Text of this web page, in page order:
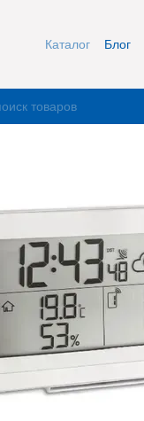
Каталог Блог